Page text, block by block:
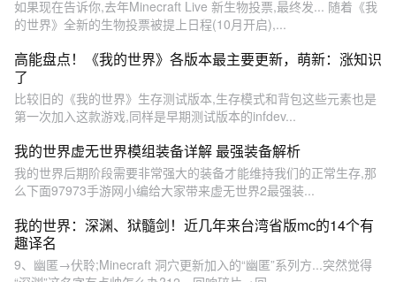
如果现在告诉你,去年Minecraft Live 新生物投票,最终发... 随着《我
的世界》全新的生物投票被提上日程(10月开启),...
高能盘点！《我的世界》各版本最主要更新，萌新：涨知识
了
比较旧的《我的世界》生存测试版本,生存模式和背包这些元素也是
第一次加入这款游戏,同样是早期测试版本的infdev...
我的世界虚无世界模组装备详解 最强装备解析
我的世界后期阶段需要非常强大的装备才能维持我们的正常生存,那
么下面97973手游网小编给大家带来虚无世界2最强装...
我的世界：深渊、狱髓剑！近几年来台湾省版mc的14个有
趣译名
9、幽匿→伏聆;Minecraft 洞穴更新加入的“幽匿”系列方...突然觉得